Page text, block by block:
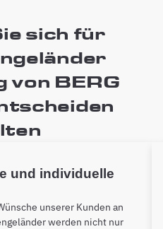
sich für
von BERG
und individuelle
unserer Kunden an
werden nicht nur